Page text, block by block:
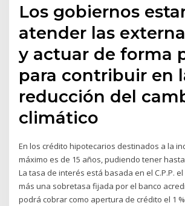
Los gobiernos
atender las
y actuar de forma
para contribuir en
reducción del
climático
En los crédito hipotecarios destinados a la
máximo es de 15 años, pudiendo tener
La tasa de interés está basada en el C.P.P.
más una sobretasa fijada por el banco
podrá cobrar como apertura de crédito el 1